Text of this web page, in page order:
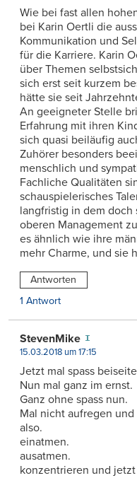
Wie bei fast allen
bei Karin Oertli die
Kommunikation und
für die Karriere. Karin
über Themen
sich erst seit kurzem
hätte sie seit
An geeigneter Stelle
Erfahrung mit ihren
sich quasi beiläufig
Zuhörer besonders
menschlich und
Fachliche Qualitäten
schauspielerisches
langfristig in dem doch
oberen Management
es ähnlich wie ihre
mehr Charme, und sie
Antworten
1 Antwort
StevenMike
15.03.2018 um 17:15
Jetzt mal spass
Nun mal ganz im ernst.
Ganz ohne spass nun.
Mal nicht aufregen und
also.
einatmen.
ausatmen.
konzentrieren und